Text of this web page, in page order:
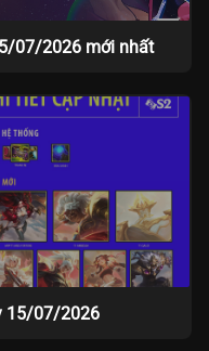
07/2026 mới nhất
15/07/2026